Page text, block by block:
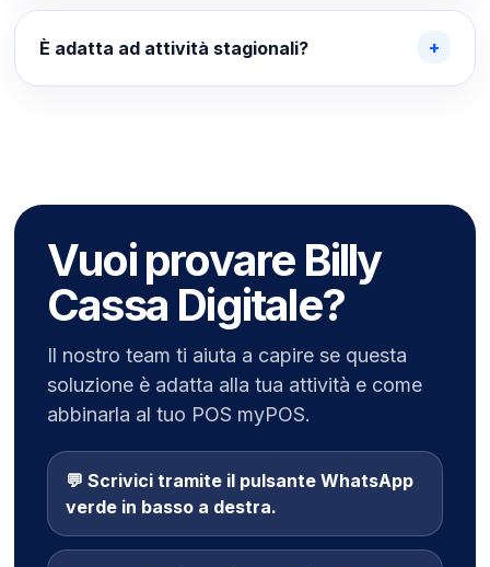
È adatta ad attività stagionali?
Vuoi provare Billy
Cassa Digitale?
Il nostro team ti aiuta a capire se questa
soluzione è adatta alla tua attività e come
abbinarla al tuo POS myPOS.
💬 Scrivici tramite il pulsante WhatsApp
verde in basso a destra.